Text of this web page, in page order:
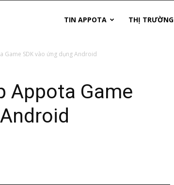
TIN APPOTA THỊ TRƯỜNG
Game SDK vào ứng dụng Android
Appota Game